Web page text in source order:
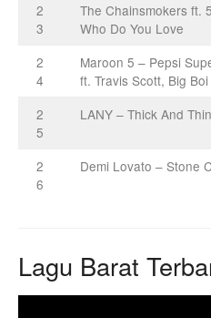
2
3
The Chainsmokers ft.
Who Do You Love
2
4
Maroon 5 – Pepsi
ft. Travis Scott, Big Boi
2
5
LANY – Thick And Thin
2
6
Demi Lovato – Stone
Lagu Barat